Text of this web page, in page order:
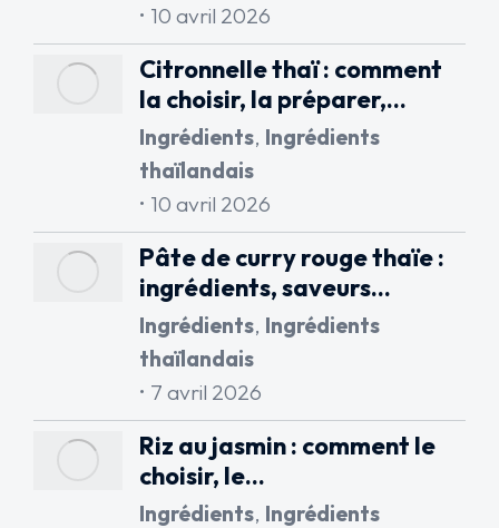
10 avril 2026
Citronnelle thaï : comment
la choisir, la préparer,…
Ingrédients, Ingrédients
thaïlandais
10 avril 2026
Pâte de curry rouge thaïe :
ingrédients, saveurs…
Ingrédients, Ingrédients
thaïlandais
7 avril 2026
Riz au jasmin : comment le
choisir, le…
Ingrédients, Ingrédients